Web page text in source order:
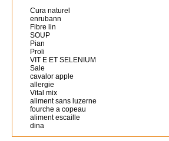
Cura naturel
enrubann
Fibre lin
SOUP
Pian
Proli
VIT E ET SELENIUM
Sale
cavalor apple
allergie
Vital mix
aliment sans luzerne
fourche a copeau
aliment escaille
dina